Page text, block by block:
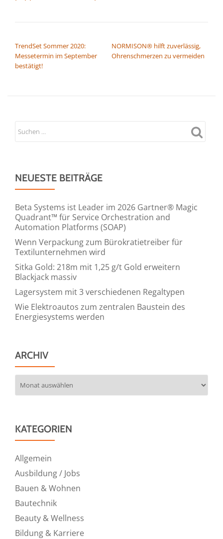
TrendSet Sommer 2020:
Messetermin im September
bestätigt!
NORMISON® hilft zuverlässig,
Ohrenschmerzen zu vermeiden
NEUESTE BEITRÄGE
Beta Systems ist Leader im 2026 Gartner® Magic
Quadrant™ für Service Orchestration and
Automation Platforms (SOAP)
Wenn Verpackung zum Bürokratietreiber für
Textilunternehmen wird
Sitka Gold: 218m mit 1,25 g/t Gold erweitern
Blackjack massiv
Lagersystem mit 3 verschiedenen Regaltypen
Wie Elektroautos zum zentralen Baustein des
Energiesystems werden
ARCHIV
KATEGORIEN
Allgemein
Ausbildung / Jobs
Bauen & Wohnen
Bautechnik
Beauty & Wellness
Bildung & Karriere